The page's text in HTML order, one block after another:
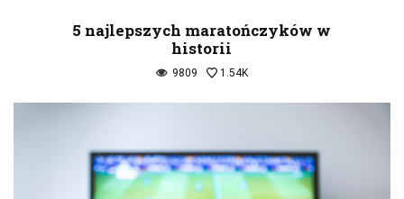
5 najlepszych maratończyków w
historii
9809 1.54K